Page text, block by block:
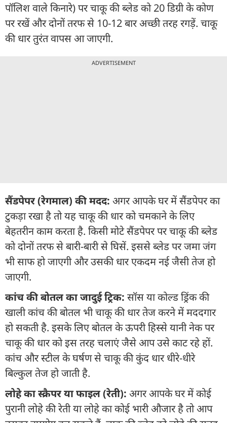
पॉलिश वाले किनारे) पर चाकू की ब्लेड को 20 डिग्री के कोण
पर रखें और दोनों तरफ से 10-12 बार अच्छी तरह रगड़ें. चाकू
की धार तुरंत वापस आ जाएगी.
ADVERTISEMENT
सैंडपेपर (रेगमाल) की मदद: अगर आपके घर में सैंडपेपर का
टुकड़ा रखा है तो यह चाकू की धार को चमकाने के लिए
बेहतरीन काम करता है. किसी मोटे सैंडपेपर पर चाकू की ब्लेड
को दोनों तरफ से बारी-बारी से घिसें. इससे ब्लेड पर जमा जंग
भी साफ हो जाएगी और उसकी धार एकदम नई जैसी तेज हो
जाएगी.
कांच की बोतल का जादुई ट्रिक: सॉस या कोल्ड ड्रिंक की
खाली कांच की बोतल भी चाकू की धार तेज करने में मददगार
हो सकती है. इसके लिए बोतल के ऊपरी हिस्से यानी नेक पर
चाकू की धार को इस तरह चलाएं जैसे आप उसे काट रहे हों.
कांच और स्टील के घर्षण से चाकू की कुंद धार धीरे-धीरे
बिल्कुल तेज हो जाती है.
लोहे का स्क्रैपर या फाइल (रेती): अगर आपके घर में कोई
पुरानी लोहे की रेती या लोहे का कोई भारी औजार है तो आप